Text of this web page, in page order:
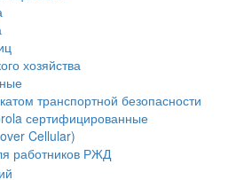
хозяйства
транспортной безопасности
сертифицированные
Cellular)
работников РЖД